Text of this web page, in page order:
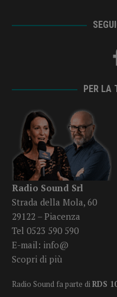
PER LA
Radio Sound Srl
Strada della Mola, 60
29122 – Piacenza
Tel 0523 590 590
E-mail: info@
Scopri di più
Radio Sound fa parte diRDS